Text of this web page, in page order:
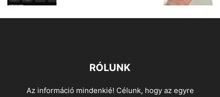
RÓLUNK
Az információ mindenkié! Célunk, hogy az egyre